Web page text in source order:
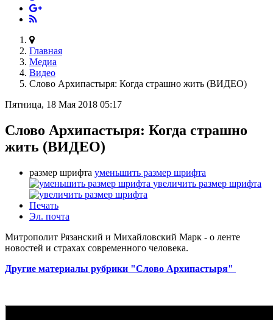
Главная
Медиа
Видео
Слово Архипастыря: Когда страшно жить (ВИДЕО)
Пятница, 18 Мая 2018 05:17
Слово Архипастыря: Когда страшно
жить (ВИДЕО)
размер шрифта уменьшить размер шрифта
увеличить размер шрифта
Печать
Эл. почта
Митрополит Рязанский и Михайловский Марк - о ленте
новостей и страхах современного человека.
Другие материалы рубрики "Слово Архипастыря"